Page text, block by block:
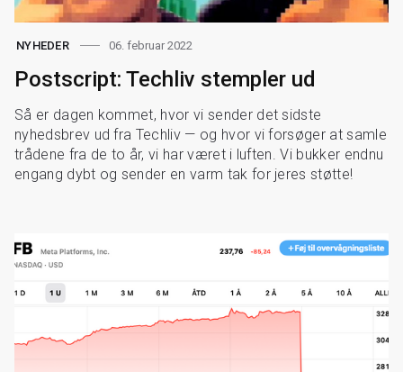
NYHEDER 06. februar 2022
Postscript: Techliv stempler ud
Så er dagen kommet, hvor vi sender det sidste
nyhedsbrev ud fra Techliv — og hvor vi forsøger at samle
trådene fra de to år, vi har været i luften. Vi bukker endnu
engang dybt og sender en varm tak for jeres støtte!